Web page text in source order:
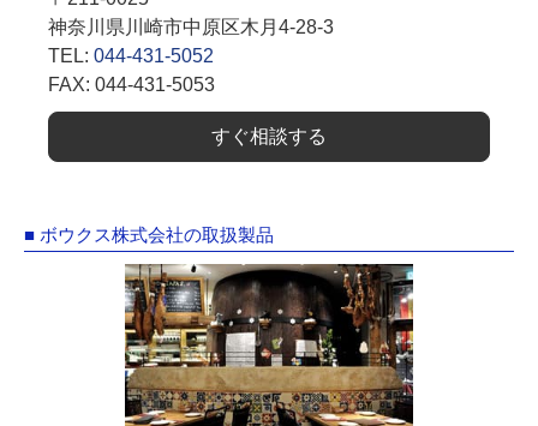
神奈川県川崎市中原区木月4-28-3
TEL: 044-431-5052
FAX: 044-431-5053
すぐ相談する
■ ボウクス株式会社の取扱製品